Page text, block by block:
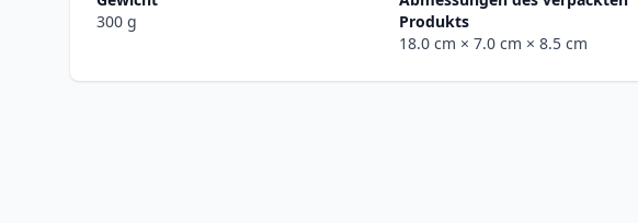
300 g
Produkts
18.0 cm × 7.0 cm × 8.5 cm